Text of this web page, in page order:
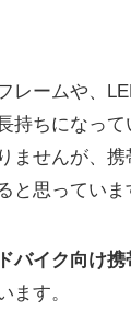
レームや、
持ちになって
ませんが、
と思っていま
バイク向け
ます。